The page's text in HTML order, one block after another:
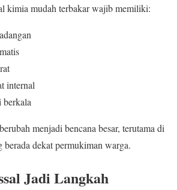
kimia mudah terbakar wajib memiliki:
internal
berkala
menjadi bencana besar, terutama di
dekat permukiman warga.
Jadi Langkah